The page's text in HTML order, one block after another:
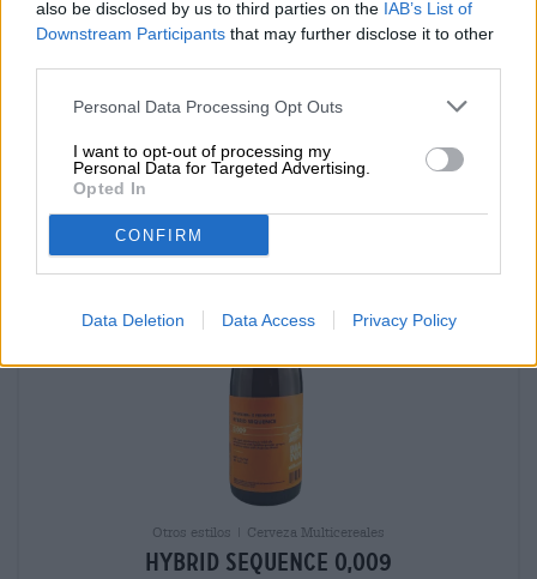
also be disclosed by us to third parties on the IAB’s List of
Downstream Participants that may further disclose it to other
Personal Data Processing Opt Outs
I want to opt-out of processing my
Personal Data for Targeted Advertising.
Opted In
CONFIRM
Data Deletion Data Access Privacy Policy
gerstenwein 2023
Tyrell BrauKunstAtelier
€ 22,69
Agotado
Otros estilos | Cerveza Multicereales
hybrid sequence 0,009